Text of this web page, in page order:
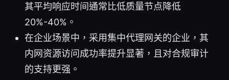
其平均响应时间通常比低质量节点降低
20%-40%。
在企业场景中，采用集中代理网关的企业，其
内网资源访问成功率提升显著，且对合规审计
的支持更强。